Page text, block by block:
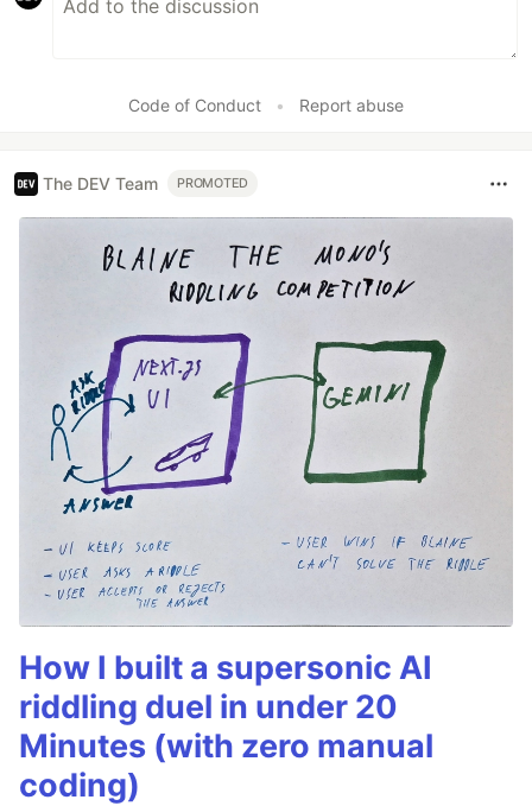
Code of Conduct • Report abuse
The DEV Team PROMOTED
How I built a supersonic AI
riddling duel in under 20
Minutes (with zero manual
coding)